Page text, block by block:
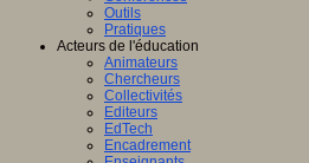
Outils
Pratiques
Acteurs de l'éducation
Animateurs
Chercheurs
Collectivités
Editeurs
EdTech
Encadrement